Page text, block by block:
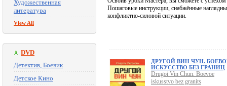
Художественная
литература
View All
DVD
Детектив, Боевик
Детское Кино
Пошаговые инструкции, снабжённые
конфликтно-силовой ситуации.
ДРУГОЙ ВИН ЧУН.
ИСКУССТВО БЕЗ ГРАНИЦ
Drugoi Vin Chun. Boevoe
iskusstvo bez granits